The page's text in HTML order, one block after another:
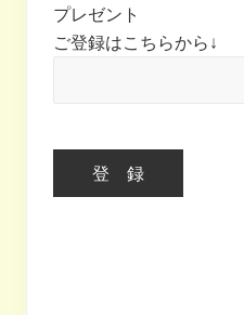
プレゼント
ご登録はこちらから↓